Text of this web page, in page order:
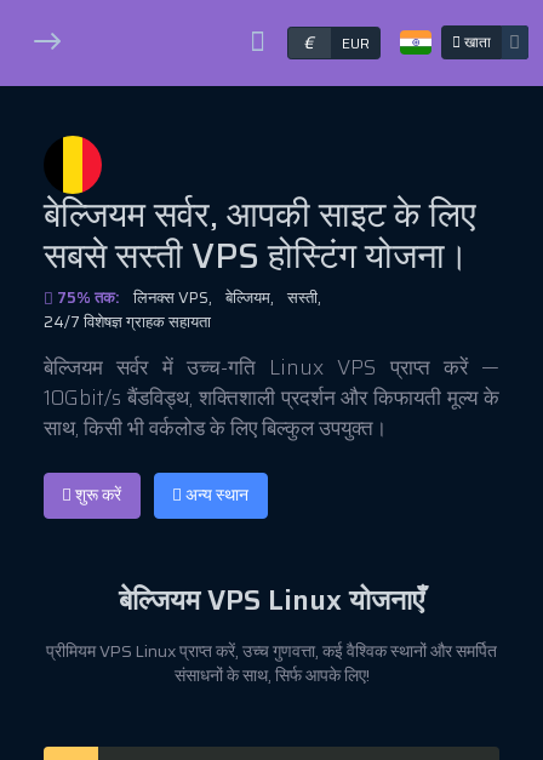
€ EUR खाता
बेल्जियम सर्वर, आपकी साइट के लिए
सबसे सस्तीVPS होस्टिंगयोजना।
75% तक: लिनक्स VPS, बेल्जियम, सस्ती,
24/7 विशेषज्ञ ग्राहक सहायता
बेल्जियम सर्वर में उच्च-गति Linux VPS प्राप्त करें —
10Gbit/s बैंडविड्थ, शक्तिशाली प्रदर्शन और किफायती मूल्य के
साथ, किसी भी वर्कलोड के लिए बिल्कुल उपयुक्त।
शुरू करें अन्य स्थान
बेल्जियमVPS Linuxयोजनाएँ
प्रीमियम VPS Linux प्राप्त करें, उच्च गुणवत्ता, कई वैश्विक स्थानों और समर्पित
संसाधनों के साथ, सिर्फ आपके लिए!